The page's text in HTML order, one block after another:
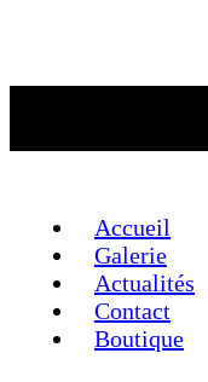
Accueil
Galerie
Actualités
Contact
Boutique